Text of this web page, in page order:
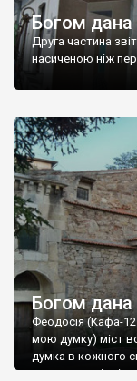
Богом дана
Друга частина
насиченою ніж
Богом дана
Феодосія (Кафа-12
мою думку) міст
думка в кожного
запрошую